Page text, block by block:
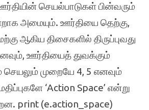
செயல்பாடுகள் பின்வரும்
அமையும். ஊர்தியை தெற்கு,
ஆகிய திசைகளில் திருப்புவது
ஊர்தியைத் துவக்கும்
செயலும் முறையே 4, 5 எனவும்
‘Action Space’ என்று
print (e.action_space)